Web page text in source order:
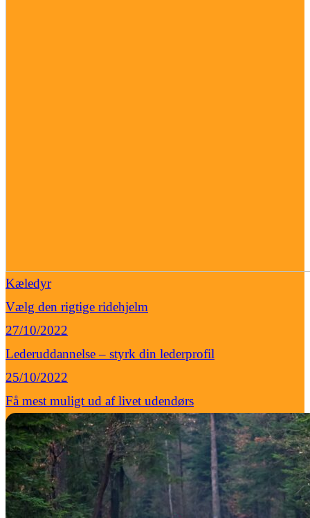
Kæledyr
Vælg den rigtige ridehjelm
27/10/2022
Lederuddannelse – styrk din lederprofil
25/10/2022
Få mest muligt ud af livet udendørs